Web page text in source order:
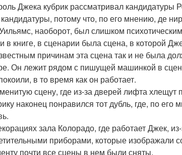
Джека кубрик рассматривал кандидатуры
потому что, по его мнению, де
наоборот, был слишком
в книге, в сценарии была сцена, в которой
причинам эта сцена так и не была
Он лежит рядом с пишущей машинкой в
в то время как он работает.
сцену, где из-за дверей лифта хлещут
наконец понравился тот дубль, где, по
зала Колорадо, где работает Джек,
приборами, которые изображали
почти все сцены в нем были сняты.